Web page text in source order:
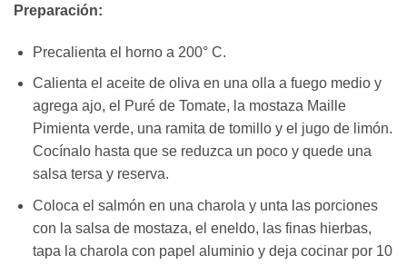
Preparación:
Precalienta el horno a 200° C.
Calienta el aceite de oliva en una olla a fuego medio y
agrega ajo, el Puré de Tomate, la mostaza Maille
Pimienta verde, una ramita de tomillo y el jugo de limón.
Cocínalo hasta que se reduzca un poco y quede una
salsa tersa y reserva.
Coloca el salmón en una charola y unta las porciones
con la salsa de mostaza, el eneldo, las finas hierbas,
tapa la charola con papel aluminio y deja cocinar por 10